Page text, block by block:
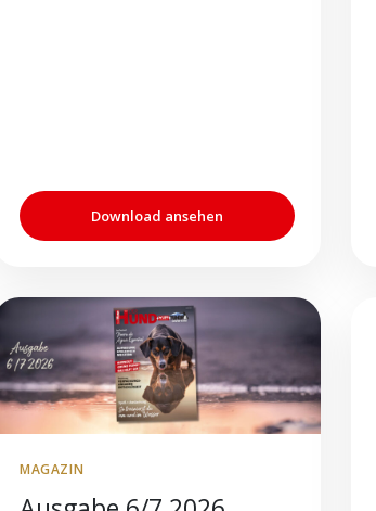
Download ansehen
MAGAZIN